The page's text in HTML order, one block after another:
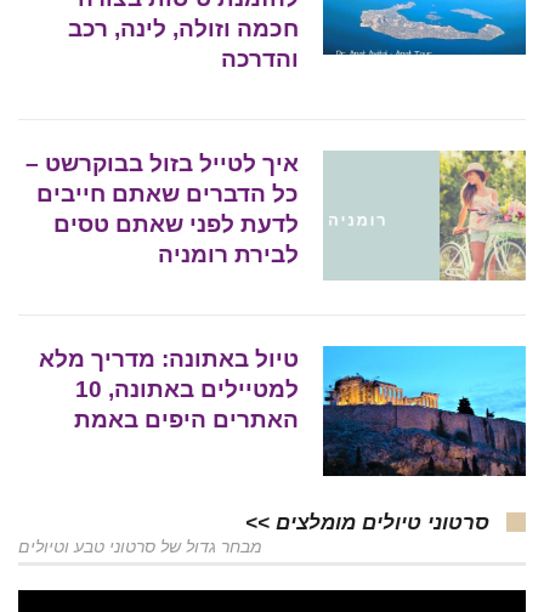
חכמה וזולה, לינה, רכב
והדרכה
איך לטייל בזול בבוקרשט –
כל הדברים שאתם חייבים
לדעת לפני שאתם טסים
לבירת רומניה
טיול באתונה: מדריך מלא
למטיילים באתונה, 10
האתרים היפים באמת
סרטוני טיולים מומלצים >>
מבחר גדול של סרטוני טבע וטיולים